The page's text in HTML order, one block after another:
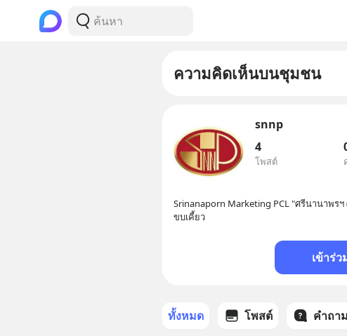
ความคิดเห็นบนชุมชน
snnp
4
โพสต์
Srinanaporn Marketing PCL "ศรีนานาพร
ขบเคี้ยว
เข้าร่ว
ทั้งหมด โพสต์ คำถาม